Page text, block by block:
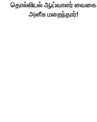
தொல்லியல் ஆய்வாளர் வைகை
அனீசு மறைந்தார்!